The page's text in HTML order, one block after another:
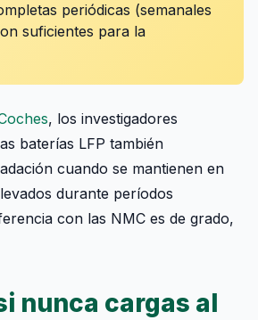
periódicas (semanales
suficientes para la
, los investigadores
baterías LFP también
cuando se mantienen en
durante períodos
con las NMC es de grado,
nunca cargas al